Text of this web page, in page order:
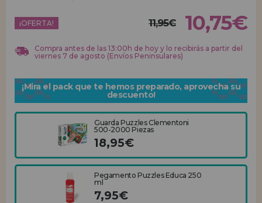
REGISTRO DISTRIBUIDOR
¡OFERTA! 11,95€ 10,75€
Compra antes de las 13:00h de hoy y lo recibirás a partir del
viernes 7 de agosto (Envíos Peninsulares)
¡Mira el pack que te hemos preparado, aprovecha su
descuento!
Guarda Puzzles Clementoni
500-2000 Piezas
18,95€
Pegamento Puzzles Educa 250
ml
7,95€